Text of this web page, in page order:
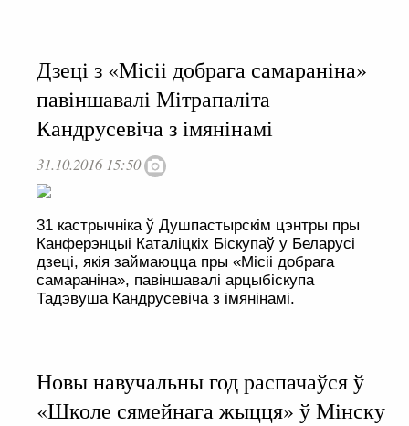
Дзеці з «Місіі добрага самараніна»
павіншавалі Мітрапаліта
Кандрусевіча з імянінамі
31.10.2016 15:50
31 кастрычніка ў Душпастырскім цэнтры пры
Канферэнцыі Каталіцкіх Біскупаў у Беларусі
дзеці, якія займаюцца пры «Місіі добрага
самараніна», павіншавалі арцыбіскупа
Тадэвуша Кандрусевіча з імянінамі.
Новы навучальны год распачаўся ў
«Школе сямейнага жыцця» ў Мінску